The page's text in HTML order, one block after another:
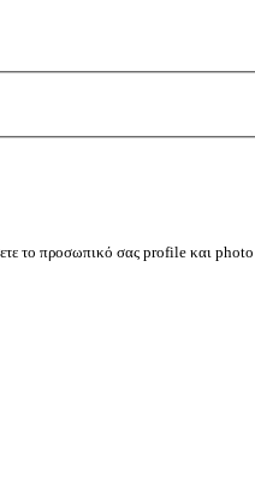
το προσωπικό σας profile και